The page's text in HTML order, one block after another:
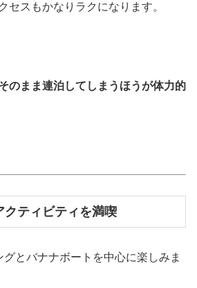
セスもかなりラクになります。
のまま連泊してしまうほうが体力的
クティビティを満喫
とバナナボートを中心に楽しみま